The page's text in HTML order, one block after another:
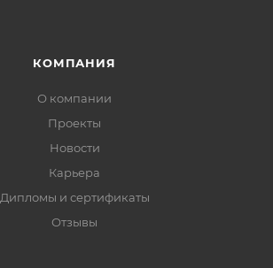
КОМПАНИЯ
О компании
Проекты
Новости
Карьера
Дипломы и сертификаты
Отзывы